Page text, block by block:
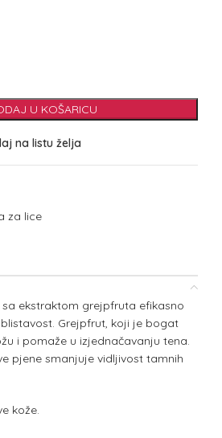
U KOŠARICU
na listu želja
za lice
sa ekstraktom grejpfruta efikasno
Grejpfrut, koji je bogat
i pomaže u izjednačavanju tena.
pjene smanjuje vidljivost tamnih
kože.